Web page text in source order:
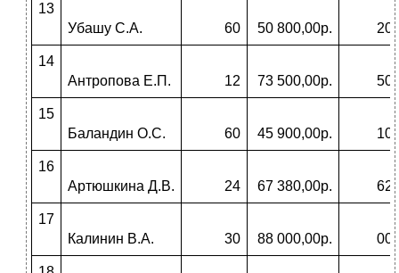
13
Убашу С.А.
60 50 800,00р.
14
Антропова Е.П.
12 73 500,00р.
15
Баландин О.С.
60 45 900,00р.
16
Артюшкина Д.В.
24 67 380,00р.
17
Калинин В.А.
30 88 000,00р.